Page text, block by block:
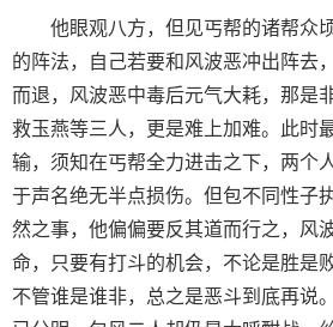
他眼观八方，但见丐帮的诸帮众
的阵法，自己若要和风波恶冲出阵去
而退，风波恶中毒后元气大耗，那是
救玉燕等三人，更是难上加难。此时
输，须知在丐帮全力进击之下，两个
于声名绝无半点损伤。但包不同性子
然之事，他偏偏要反其道而行之，风
命，只要有打斗的机会，不论是胜是
不管谁是谁非，总之是恶斗到底再说